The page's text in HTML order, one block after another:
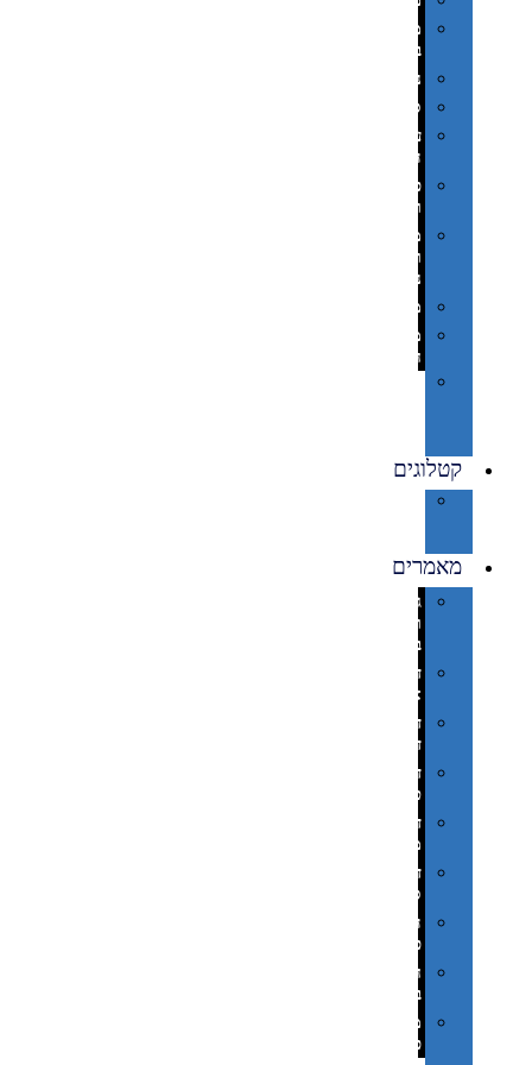
מתנה
בפחית
נסיעות
ספורט
על
השולחן…
פינוק
וספא
מזוודות
ותיקי
נסיעות
מטריות
מוצרי
חוף
קטלוגים
מאמרים
גימורים
והשבחות
בדפוס
דפוס
אופסט
דפוס
דיגיטלי
דפוס
טמפון
דפוס
משי
דפוס
סובלימציה
הדפס
פרוצס
חריטה
בלייזר
מהו
פנטון?